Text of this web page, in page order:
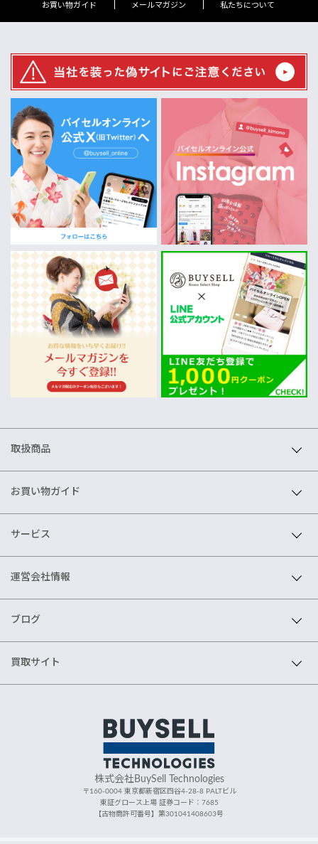
お買い物ガイド メールマガジン 私たちについて
取扱商品
お買い物ガイド
サービス
運営会社情報
ブログ
買取サイト
株式会社BuySell Technologies
〒160-0004 東京都新宿区四谷4-28-8 PALTビル
東証グロース上場 証券コード：7685
【古物商許可番号】第301041408603号